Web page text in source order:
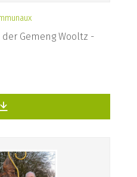
der Gemeng Wooltz -